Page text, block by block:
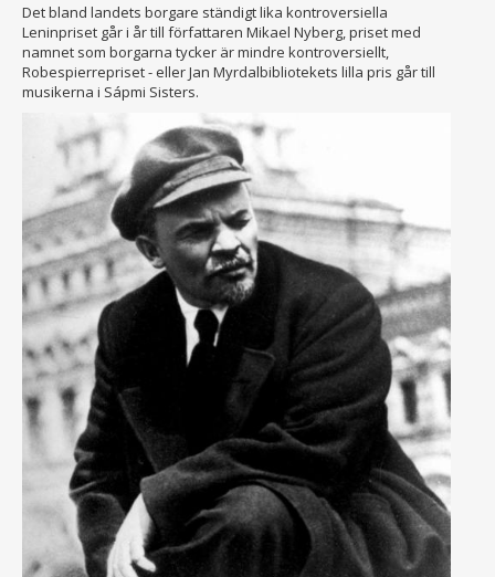
Det bland landets borgare ständigt lika kontroversiella
Leninpriset går i år till författaren Mikael Nyberg, priset med
namnet som borgarna tycker är mindre kontroversiellt,
Robespierrepriset - eller Jan Myrdalbibliotekets lilla pris går till
musikerna i Sápmi Sisters.